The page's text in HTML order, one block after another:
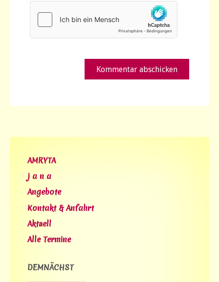
AMRYTA
j a n a
Angebote
Kontakt & Anfahrt
Aktuell
Alle Termine
DEMNÄCHST